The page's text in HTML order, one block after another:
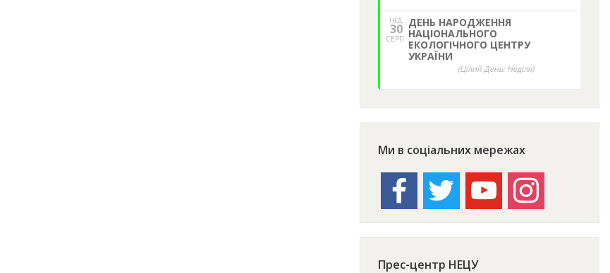
НЕД,
30
СЕРП.
ДЕНЬ НАРОДЖЕННЯ
НАЦІОНАЛЬНОГО
ЕКОЛОГІЧНОГО ЦЕНТРУ
УКРАЇНИ
(Цілий День: Неділя)
Ми в соціальних мережах
facebook twitter youtube instagram
Прес-центр НЕЦУ